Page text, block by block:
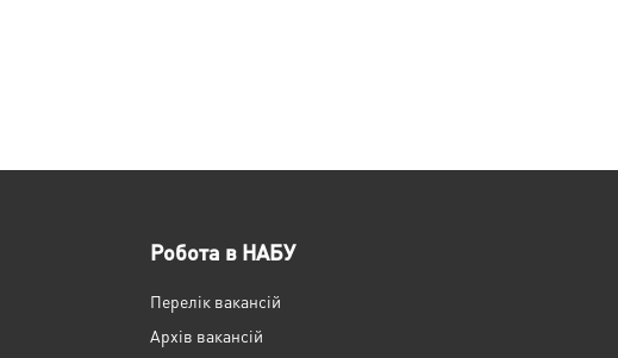
Робота в НАБУ
Перелік вакансій
Архів вакансій